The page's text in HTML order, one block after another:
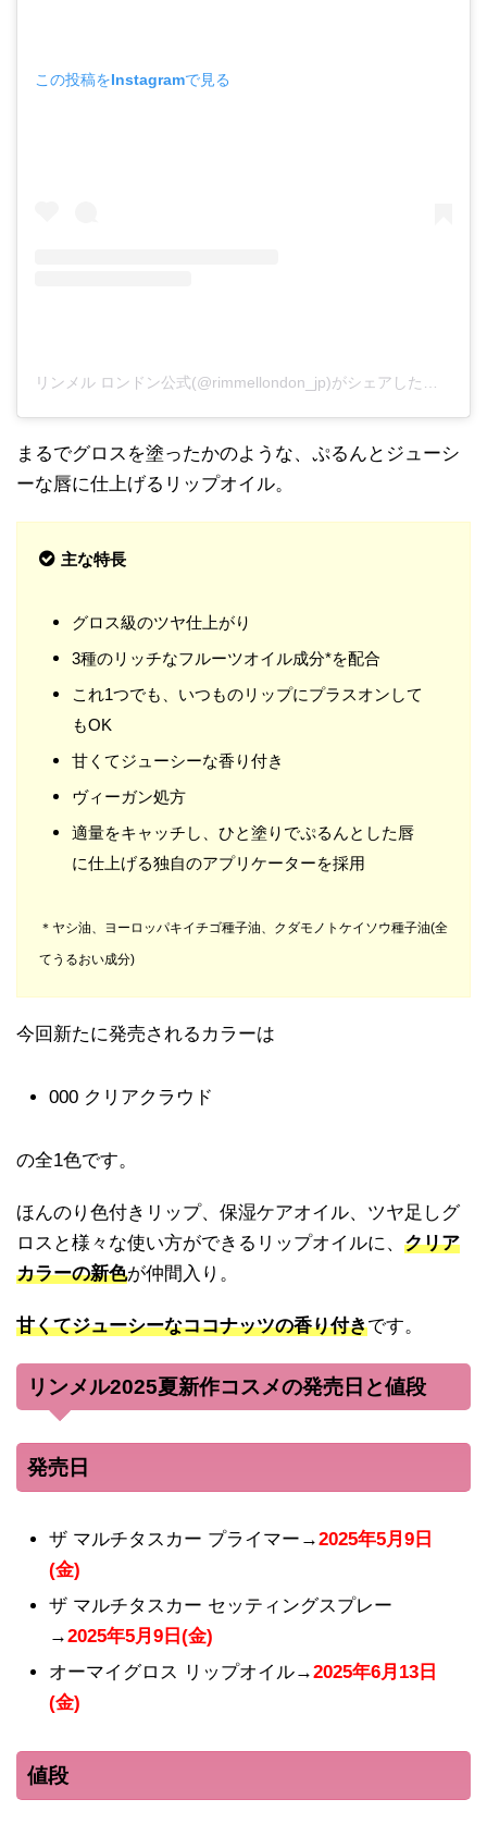
この投稿をInstagramで見る
リンメル ロンドン公式(@rimmellondon_jp)がシェアした投稿
まるでグロスを塗ったかのような、ぷるんとジューシ
ーな唇に仕上げるリップオイル。
主な特長
グロス級のツヤ仕上がり
3種のリッチなフルーツオイル成分*を配合
これ1つでも、いつものリップにプラスオンして
もOK
甘くてジューシーな香り付き
ヴィーガン処方
適量をキャッチし、ひと塗りでぷるんとした唇
に仕上げる独自のアプリケーターを採用
＊ヤシ油、ヨーロッパキイチゴ種子油、クダモノトケイソウ種子油(全
てうるおい成分)
今回新たに発売されるカラーは
000 クリアクラウド
の全1色です。
ほんのり色付きリップ、保湿ケアオイル、ツヤ足しグ
ロスと様々な使い方ができるリップオイルに、 クリア
カラーの新色が仲間入り。
甘くてジューシーなココナッツの香り付きです。
リンメル2025夏新作コスメの発売日と値段
発売日
ザ マルチタスカー プライマー→2025年5月9日
(金)
ザ マルチタスカー セッティングスプレー
→2025年5月9日(金)
オーマイグロス リップオイル→2025年6月13日
(金)
値段